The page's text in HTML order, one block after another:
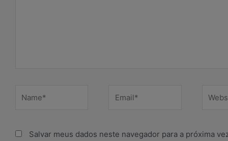
Salvar meus dados neste navegador para a próxima